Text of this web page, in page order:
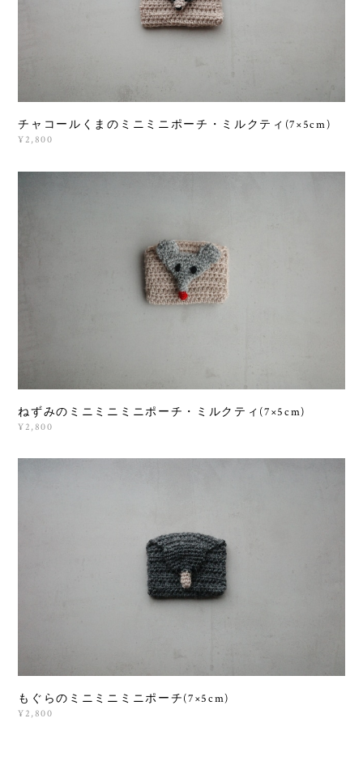
チャコールくまのミニミニポーチ・ミルクティ(7×5cm)
¥2,800
ねずみのミニミニミニポーチ・ミルクティ(7×5cm)
¥2,800
もぐらのミニミニミニポーチ(7×5cm)
¥2,800